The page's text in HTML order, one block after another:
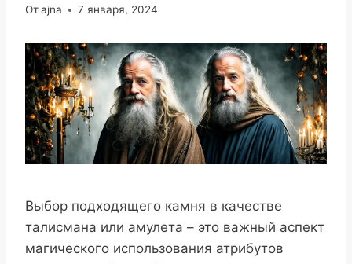
Отajna 7 января, 2024
Выбор подходящего камня в качестве
талисмана или амулета – это важный аспект
магического использования атрибутов